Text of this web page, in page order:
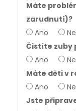
Máte
zarudnutí)?
Ano
Ne
Čistíte zuby
Ano
Ne
Máte děti v
Ano
Ne
Jste